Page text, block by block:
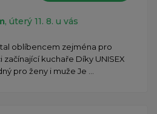
, úterý 11. 8. u vás
oblíbencem zejména pro
kuchaře Díky UNISEX
pro ženy i muže Je ...